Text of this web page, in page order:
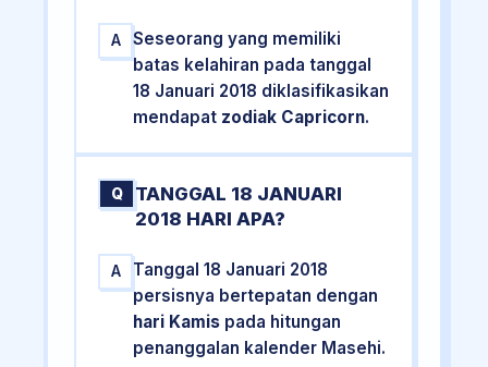
A
Seseorang yang memiliki
batas kelahiran pada tanggal
18 Januari 2018 diklasifikasikan
mendapat zodiak Capricorn.
Q
TANGGAL 18 JANUARI
2018 HARI APA?
A
Tanggal 18 Januari 2018
persisnya bertepatan dengan
hari Kamis pada hitungan
penanggalan kalender Masehi.